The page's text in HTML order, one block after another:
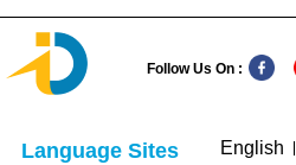
Follow Us On :
Language Sites English